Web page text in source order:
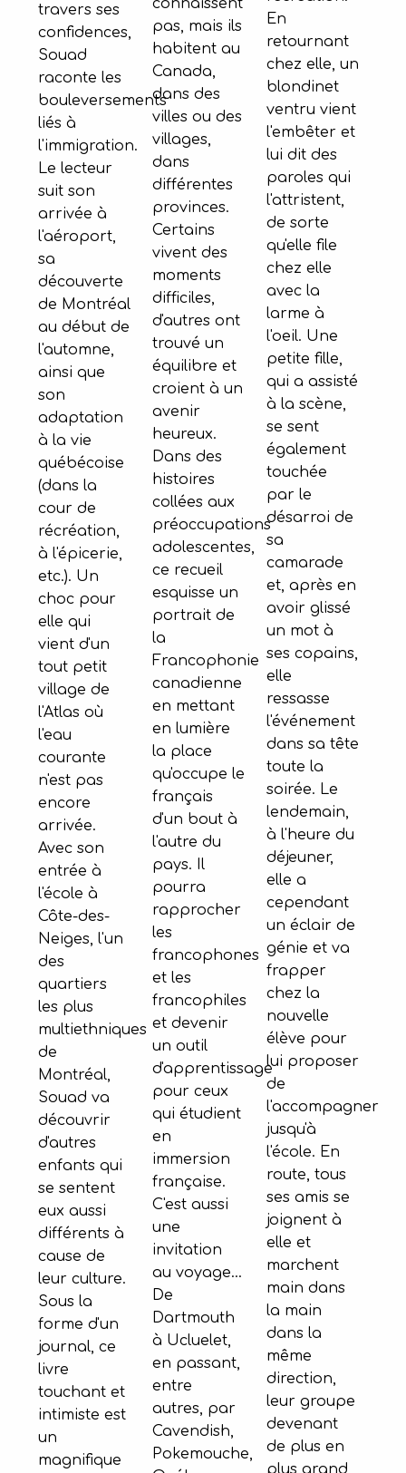
travers ses
confidences,
Souad
raconte les
bouleversements
liés à
l'immigration.
Le lecteur
suit son
arrivée à
l'aéroport,
sa
découverte
de Montréal
au début de
l'automne,
ainsi que
son
adaptation
à la vie
québécoise
(dans la
cour de
récréation,
à l'épicerie,
etc.). Un
choc pour
elle qui
vient d'un
tout petit
village de
l'Atlas où
l'eau
courante
n'est pas
encore
arrivée.
Avec son
entrée à
l'école à
Côte-des-
Neiges, l'un
des
quartiers
les plus
multiethniques
de
Montréal,
Souad va
découvrir
d'autres
enfants qui
se sentent
eux aussi
différents à
cause de
leur culture.
Sous la
forme d'un
journal, ce
livre
touchant et
intimiste est
un
magnifique
connaissent
pas, mais ils
habitent au
Canada,
dans des
villes ou des
villages,
dans
différentes
provinces.
Certains
vivent des
moments
difficiles,
d'autres ont
trouvé un
équilibre et
croient à un
avenir
heureux.
Dans des
histoires
collées aux
préoccupations
adolescentes,
ce recueil
esquisse un
portrait de
la
Francophonie
canadienne
en mettant
en lumière
la place
qu'occupe le
français
d'un bout à
l'autre du
pays. Il
pourra
rapprocher
les
francophones
et les
francophiles
et devenir
un outil
d'apprentissage
pour ceux
qui étudient
en
immersion
française.
C'est aussi
une
invitation
au voyage...
De
Dartmouth
à Ucluelet,
en passant,
entre
autres, par
Cavendish,
Pokemouche,
En
retournant
chez elle, un
blondinet
ventru vient
l'embêter et
lui dit des
paroles qui
l'attristent,
de sorte
qu'elle file
chez elle
avec la
larme à
l'oeil. Une
petite fille,
qui a assisté
à la scène,
se sent
également
touchée
par le
désarroi de
sa
camarade
et, après en
avoir glissé
un mot à
ses copains,
elle
ressasse
l'événement
dans sa tête
toute la
soirée. Le
lendemain,
à l'heure du
déjeuner,
elle a
cependant
un éclair de
génie et va
frapper
chez la
nouvelle
élève pour
lui proposer
de
l'accompagner
jusqu'à
l'école. En
route, tous
ses amis se
joignent à
elle et
marchent
main dans
la main
dans la
même
direction,
leur groupe
devenant
de plus en
plus grand,